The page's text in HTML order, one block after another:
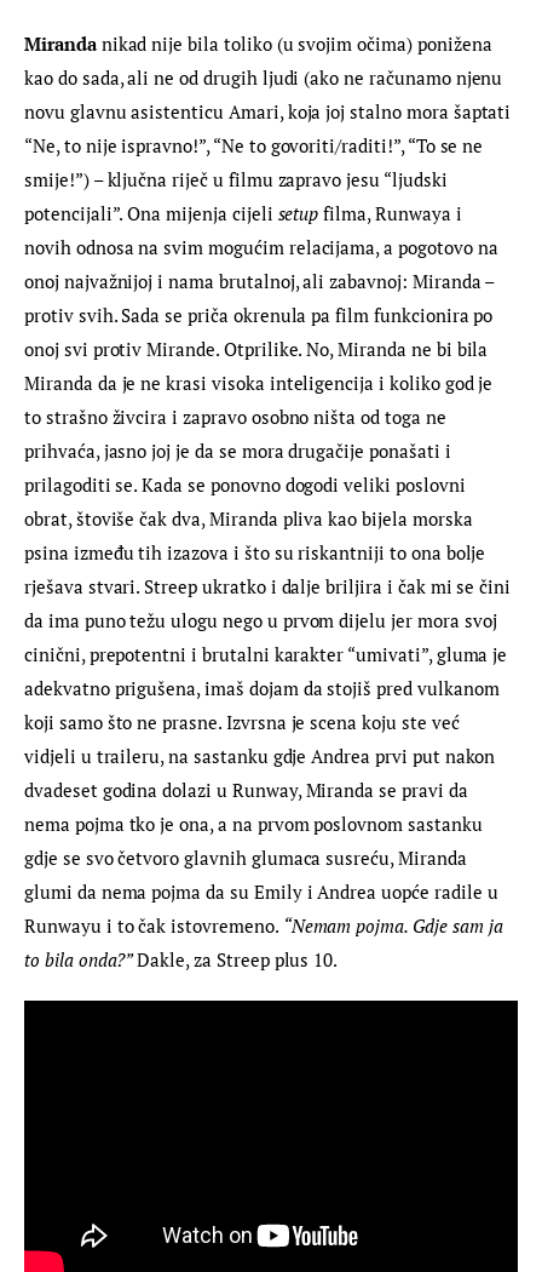
Miranda nikad nije bila toliko (u svojim očima) ponižena
kao do sada, ali ne od drugih ljudi (ako ne računamo njenu
novu glavnu asistenticu Amari, koja joj stalno mora šaptati
“Ne, to nije ispravno!”, “Ne to govoriti/raditi!”, “To se ne
smije!”) – ključna riječ u filmu zapravo jesu “ljudski
potencijali”. Ona mijenja cijeli setup filma, Runwaya i
novih odnosa na svim mogućim relacijama, a pogotovo na
onoj najvažnijoj i nama brutalnoj, ali zabavnoj: Miranda –
protiv svih. Sada se priča okrenula pa film funkcionira po
onoj svi protiv Mirande. Otprilike. No, Miranda ne bi bila
Miranda da je ne krasi visoka inteligencija i koliko god je
to strašno živcira i zapravo osobno ništa od toga ne
prihvaća, jasno joj je da se mora drugačije ponašati i
prilagoditi se. Kada se ponovno dogodi veliki poslovni
obrat, štoviše čak dva, Miranda pliva kao bijela morska
psina između tih izazova i što su riskantniji to ona bolje
rješava stvari. Streep ukratko i dalje briljira i čak mi se čini
da ima puno težu ulogu nego u prvom dijelu jer mora svoj
cinični, prepotentni i brutalni karakter “umivati”, gluma je
adekvatno prigušena, imaš dojam da stojiš pred vulkanom
koji samo što ne prasne. Izvrsna je scena koju ste već
vidjeli u traileru, na sastanku gdje Andrea prvi put nakon
dvadeset godina dolazi u Runway, Miranda se pravi da
nema pojma tko je ona, a na prvom poslovnom sastanku
gdje se svo četvoro glavnih glumaca susreću, Miranda
glumi da nema pojma da su Emily i Andrea uopće radile u
Runwayu i to čak istovremeno. “Nemam pojma. Gdje sam ja
to bila onda?” Dakle, za Streep plus 10.